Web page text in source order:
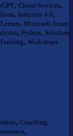
, Cloud-Services,
, Industrie 4.0,
, Microsoft Azure,
, Python,
Training, Workshops
, Coaching,
,